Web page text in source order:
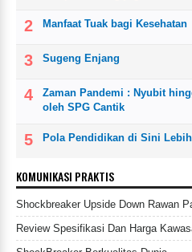
Manfaat Tuak bagi Kesehatan
Sugeng Enjang
Zaman Pandemi : Nyubit
oleh SPG Cantik
Pola Pendidikan di Sini
KOMUNIKASI PRAKTIS
Shockbreaker Upside Down Rawan
Review Spesifikasi Dan Harga